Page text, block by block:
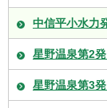
中信平小水力
星野温泉第2
星野温泉第3